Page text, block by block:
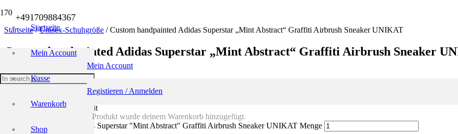
+491709884367
Startseite
Mein Account
Kasse
Warenkorb
Shop
Mein Account
Registieren / Anmelden
Produkt wurde deinem Warenkorb hinzugefügt.
Startseite/Unisex-Schuhgröße / Custom handpainted Adidas Superstar „Mint Abstract“ Graffiti Airbrush Sneaker UNIKAT
Custom handpainted Adidas Superstar „Mint Abstract“ Graffiti Airbrush Sneaker
184,00€
Versandkosten
Lieferzeit: normale Lieferzeit
Custom handpainted Adidas Superstar "Mint Abstract" Graffiti Airbrush Sneaker UNIKAT Menge